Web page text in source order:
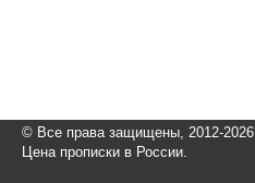
© Все права защищены, 2012-2026
Цена прописки в России.